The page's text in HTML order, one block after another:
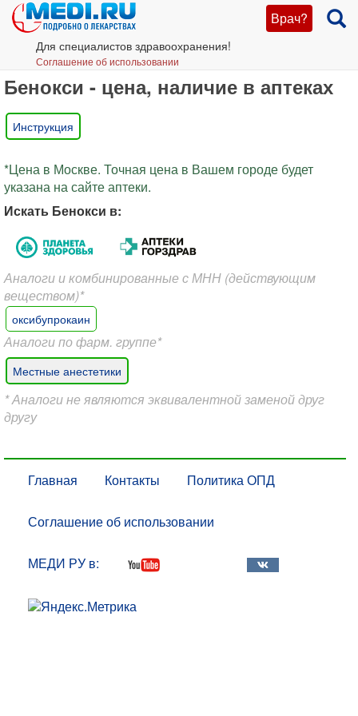
Врач?
Для специалистов здравоохранения!
Соглашение об использовании
Бенокси - цена, наличие в аптеках
Инструкция
*Цена в Москве. Точная цена в Вашем городе будет
указана на сайте аптеки.
Искать Бенокси в:
Аналоги и комбинированные с МНН (действующим
веществом)*
оксибупрокаин
Аналоги по фарм. группе*
Местные анестетики
* Аналоги не являются эквивалентной заменой друг
другу
Главная Контакты Политика ОПД
Соглашение об использовании
МЕДИ РУ в: